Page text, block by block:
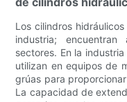
Los cilindros
industria;
sectores. En la
utilizan en equipos de
grúas para
La capacidad de